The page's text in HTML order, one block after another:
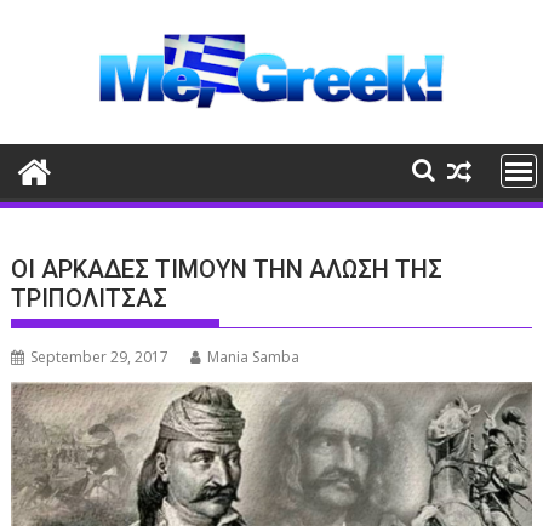
ΟΙ ΑΡΚΑΔΕΣ ΤΙΜΟΥΝ ΤΗΝ ΑΛΩΣΗ ΤΗΣ
ΤΡΙΠΟΛΙΤΣΑΣ
September 29, 2017 Mania Samba